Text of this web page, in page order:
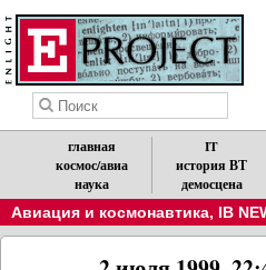
главная
космос/авиа
наука
IT
история ВТ
демосцена
Авиация и космонавтика, IB